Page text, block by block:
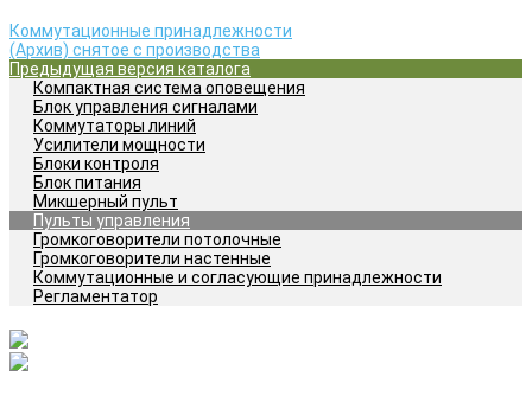
Коммутационные принадлежности
(Архив) снятое с производства
Предыдущая версия каталога
Компактная система оповещения
Блок управления сигналами
Коммутаторы линий
Усилители мощности
Блоки контроля
Блок питания
Микшерный пульт
Пульты управления
Громкоговорители потолочные
Громкоговорители настенные
Коммутационные и согласующие принадлежности
Регламентатор